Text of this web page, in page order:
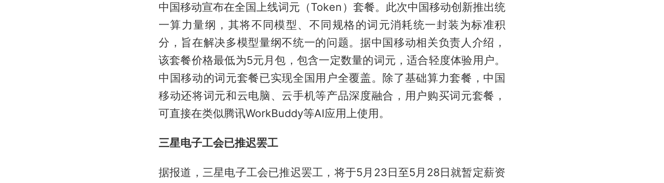
中国移动宣布在全国上线词元（Token）套餐。此次中国移动创新推出统
一算力量纲，其将不同模型、不同规格的词元消耗统一封装为标准积
分，旨在解决多模型量纲不统一的问题。据中国移动相关负责人介绍，
该套餐价格最低为5元月包，包含一定数量的词元，适合轻度体验用户。
中国移动的词元套餐已实现全国用户全覆盖。除了基础算力套餐，中国
移动还将词元和云电脑、云手机等产品深度融合，用户购买词元套餐，
可直接在类似腾讯WorkBuddy等AI应用上使用。
三星电子工会已推迟罢工
据报道，三星电子工会已推迟罢工，将于5月23日至5月28日就暂定薪资